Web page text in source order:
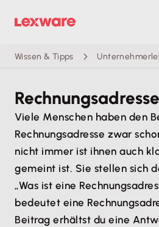
Wissen & Tipps
Rechnungsadresse
Viele Menschen haben den
Rechnungsadresse zwar
nicht immer ist ihnen auch
gemeint ist. Sie stellen sich
„Was ist eine
bedeutet eine
Beitrag erhältst du eine